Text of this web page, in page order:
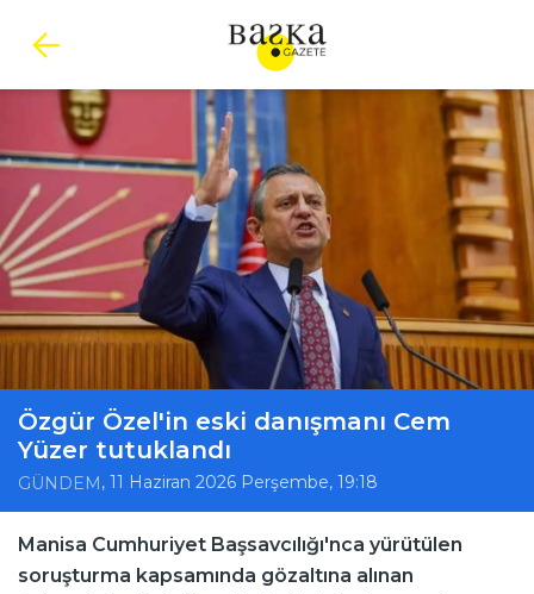
Özgür Özel'in eski danışmanı Cem
Yüzer tutuklandı
GÜNDEM , 11 Haziran 2026 Perşembe, 19:18
Manisa Cumhuriyet Başsavcılığı'nca yürütülen
soruşturma kapsamında gözaltına alınan